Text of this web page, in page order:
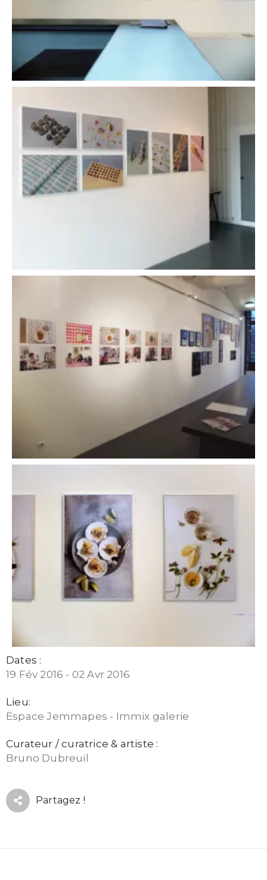
Dates :
19 Fév 2016 - 02 Avr 2016
Lieu:
Espace Jemmapes - Immix galerie
Curateur / curatrice & artiste :
Bruno Dubreuil
Partagez !